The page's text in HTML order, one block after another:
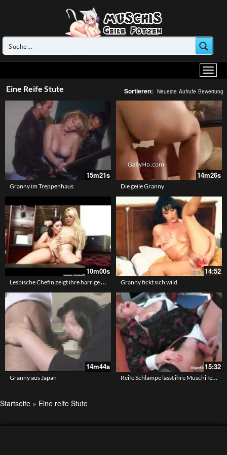
Eine Reife Stute Sortieren: Neueste Aufrufe Bewertung
15m21s
Granny im Treppenhaus
14m26s
Die geile Granny
10m00s
Lesbische Chefin zeigt ihre harrige Muschi
14:52
Granny fickt sich wild
14m44s
Granny aus Japan
15:32
Reife Schlampe lässt ihre Muschi feucht ficken
Startseite » Eine reife Stute